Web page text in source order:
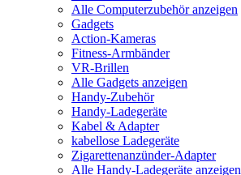
Alle Computerzubehör anzeigen
Gadgets
Action-Kameras
Fitness-Armbänder
VR-Brillen
Alle Gadgets anzeigen
Handy-Zubehör
Handy-Ladegeräte
Kabel & Adapter
kabellose Ladegeräte
Zigarettenanzünder-Adapter
Alle Handy-Ladegeräte anzeigen